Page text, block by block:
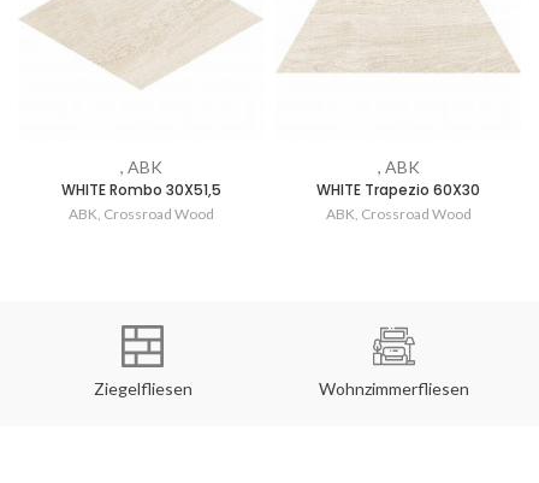
, ABK
WHITE Rombo 30X51,5
ABK, Crossroad Wood
, ABK
WHITE Trapezio 60X30
ABK, Crossroad Wood
Ziegelfliesen Wohnzimmerfliesen